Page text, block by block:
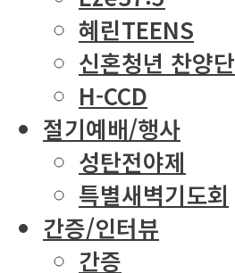
혜린TEENS
신혼청년 찬양단
H-CCD
절기예배/행사
성탄전야제
특별새벽기도회
간증/인터뷰
간증